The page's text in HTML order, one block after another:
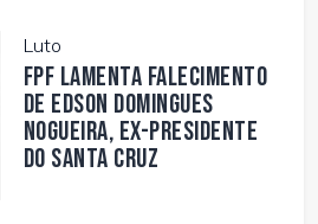
Luto
FPF lamenta falecimento
de Edson Domingues
Nogueira, ex-presidente
do Santa Cruz